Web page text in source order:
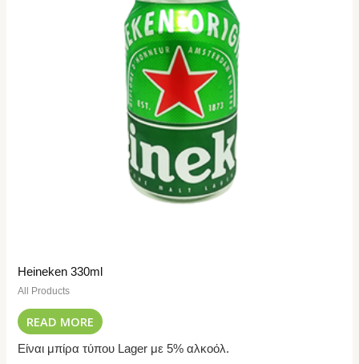
Heineken 330ml
All Products
READ MORE
Είναι μπίρα τύπου Lager με 5% αλκοόλ.